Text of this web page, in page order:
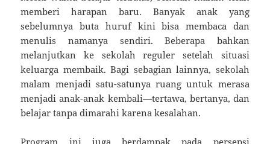
memberi harapan baru. Banyak anak yang
sebelumnya buta huruf kini bisa membaca dan
menulis namanya sendiri. Beberapa bahkan
melanjutkan ke sekolah reguler setelah situasi
keluarga membaik. Bagi sebagian lainnya, sekolah
malam menjadi satu-satunya ruang untuk merasa
menjadi anak-anak kembali—tertawa, bertanya, dan
belajar tanpa dimarahi karena kesalahan.
Program ini juga berdampak pada persepsi